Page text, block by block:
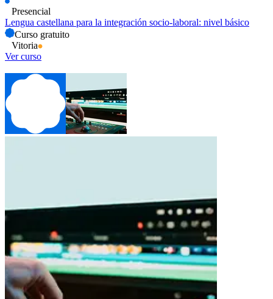
Presencial
Lengua castellana para la integración socio-laboral: nivel básico
Curso gratuito
Vitoria
Ver curso